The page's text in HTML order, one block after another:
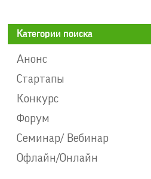
Категории поиска
Анонс
Стартапы
Конкурс
Форум
Семинар/ Вебинар
Офлайн/Онлайн